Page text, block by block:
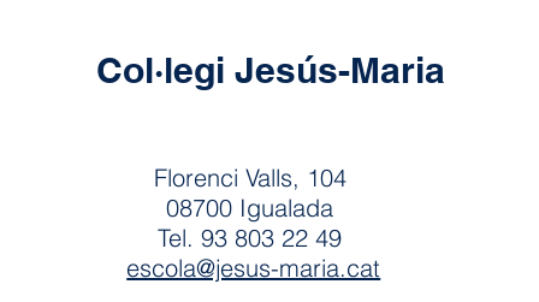
Col·legi Jesús-Maria
Florenci Valls, 104
08700 Igualada
Tel. 93 803 22 49
escola@jesus-maria.cat